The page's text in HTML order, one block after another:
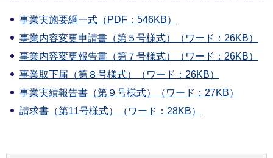
事業実施要綱一式（PDF：546KB）
事業内容変更申請書（第５号様式）（ワード：26KB）
事業内容変更報告書（第７号様式）（ワード：26KB）
事業取下届（第８号様式）（ワード：26KB）
事業実績報告書（第９号様式）（ワード：27KB）
請求書（第11号様式）（ワード：28KB）